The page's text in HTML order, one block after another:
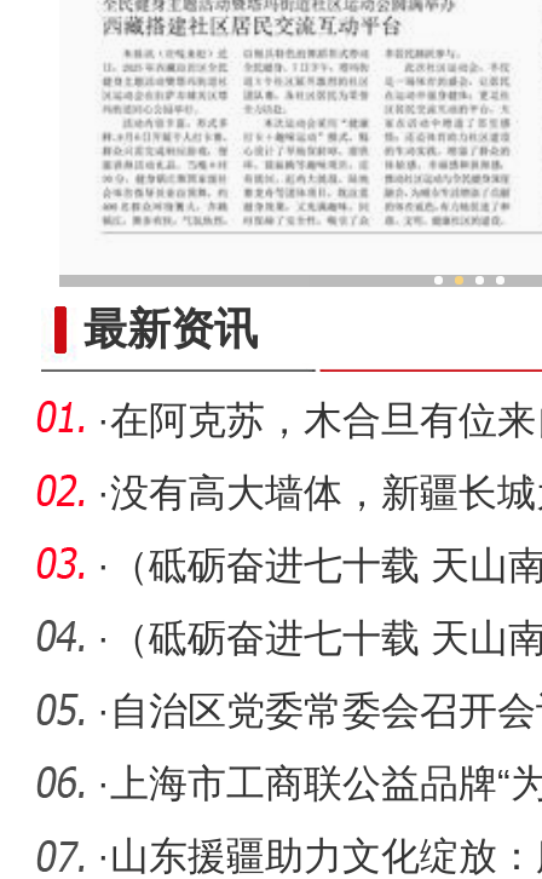
最新资讯
·在阿克苏，木合旦有位
·没有高大墙体，新疆长
脉相承？
·
（砥砺奋进七十载 天山
鲁番：火
·
（砥砺奋进七十载 天山
禁区”
· 自治区党委常委会召开
· 上海市工商联公益品牌“
莎车
·山东援疆助力文化绽放